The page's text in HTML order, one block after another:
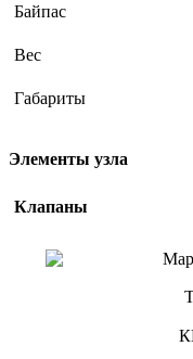
Байпас
Вес
Габариты
Элементы узла
Клапаны